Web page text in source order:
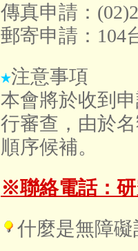
傳真申請：
郵寄申請： 104
注意事項
本會將於收到
行審查，由於
順序候補。
※聯絡電話：
什麼是無障